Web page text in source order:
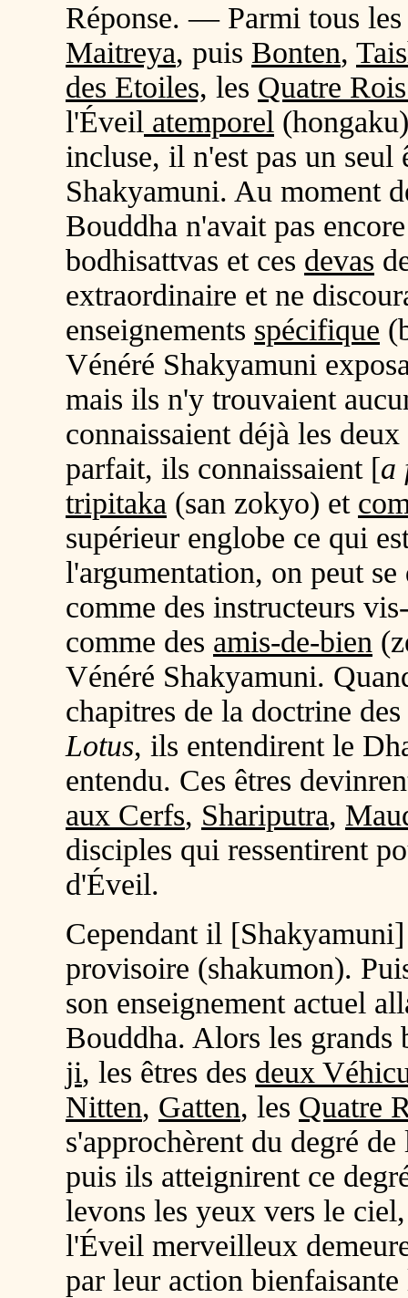
Réponse. — Parmi tous
Maitreya, puis Bonten,
des Etoiles, les Quatre
l'Éveil atemporel (hongaku
incluse, il n'est pas un
Shakyamuni. Au moment
Bouddha n'avait pas
bodhisattvas et ces devas
extraordinaire et ne
enseignements spécifique (
Vénéré Shakyamuni
mais ils n'y trouvaient
connaissaient déjà les
parfait, ils connaissaient [a
tripitaka (san zokyo) et
supérieur englobe ce qui
l'argumentation, on peut
comme des instructeurs
comme des amis-de-bien
Vénéré Shakyamuni.
chapitres de la doctrine des
Lotus, ils entendirent le
entendu. Ces êtres
aux Cerfs, Shariputra,
disciples qui ressentirent
d'Éveil.
Cependant il
provisoire (shakumon).
son enseignement actuel
Bouddha. Alors les grands
ji, les êtres des deux
Nitten, Gatten, les Quatre
s'approchèrent du degré de
puis ils atteignirent ce
levons les yeux vers le
l'Éveil merveilleux
par leur action